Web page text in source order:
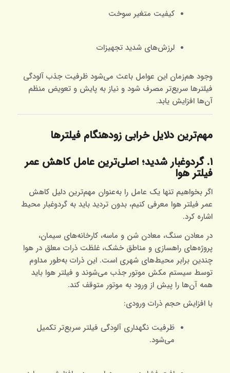
کیفیت متغیر سوخت
لرزش‌های شدید تجهیزات
وجود هم‌زمان این عوامل باعث می‌شود ظرفیت جذب آلودگی
فیلترها سریع‌تر مصرف شود و نیاز به پایش و تعویض منظم
آن‌ها افزایش یابد.
مهم‌ترین دلایل خرابی زودهنگام فیلترها
۱. گردوغبار شدید؛ اصلی‌ترین عامل کاهش عمر
فیلتر هوا
اگر بخواهیم تنها یک عامل را به‌عنوان مهم‌ترین دلیل کاهش
عمر فیلتر هوا معرفی کنیم، بدون تردید باید به گردوغبار محیط
اشاره کرد.
در معادن سنگ، معادن شن و ماسه، کارخانه‌های سیمان،
پروژه‌های راهسازی و مناطق خشک، غلظت ذرات معلق در هوا
چندین برابر محیط‌های شهری است. این ذرات به‌طور مداوم
توسط سیستم مکش موتور جذب می‌شوند و فیلتر هوا باید
همه آن‌ها را پیش از ورود به موتور متوقف کند.
با افزایش حجم ذرات ورودی:
ظرفیت نگهداری آلودگی فیلتر سریع‌تر تکمیل
می‌شود.